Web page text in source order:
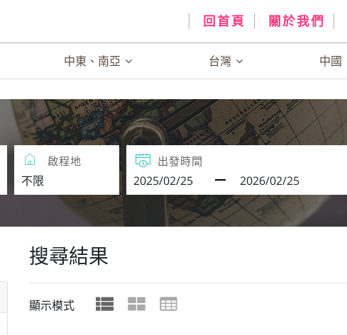
回首頁 關於我們
中東、南亞 台灣 中國
啟程地 出發時間
搜尋結果
顯示模式